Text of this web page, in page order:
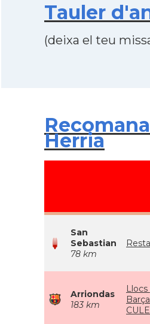
Tauler
(deixa el teu
Herria
San
Sebastian
78 km
Arriondas
183 km